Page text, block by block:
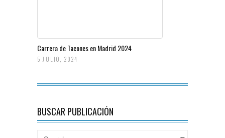
Carrera de Tacones en Madrid 2024
5 JULIO, 2024
BUSCAR PUBLICACIÓN